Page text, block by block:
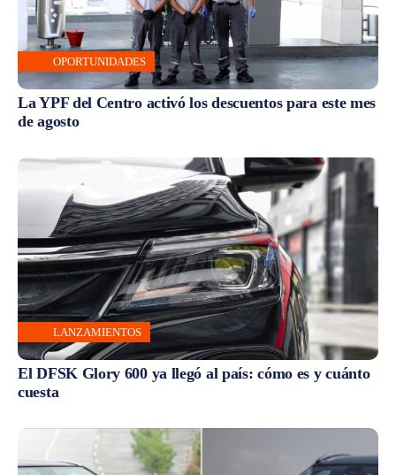
OPORTUNIDADES
La YPF del Centro activó los descuentos para este mes
de agosto
LANZAMIENTOS
El DFSK Glory 600 ya llegó al país: cómo es y cuánto
cuesta